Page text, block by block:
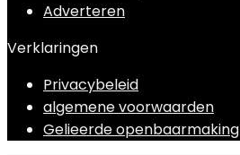
Adverteren
Verklaringen
Privacybeleid
algemene voorwaarden
Gelieerde openbaarmaking